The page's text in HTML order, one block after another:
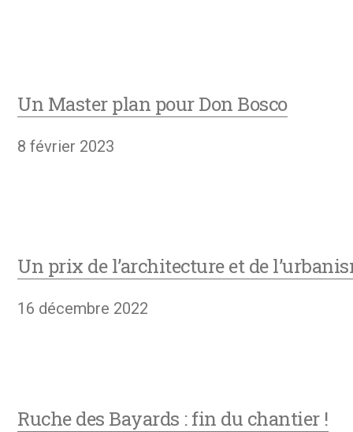
Un Master plan pour Don Bosco
8 février 2023
Un prix de l’architecture et de
16 décembre 2022
Ruche des Bayards : fin du chantier !